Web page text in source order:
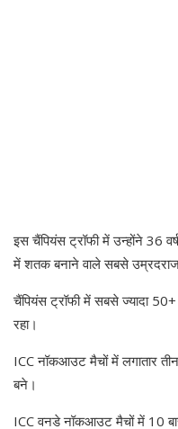
इस चैंपियंस ट्रॉफी में उन्होंने 36
में शतक बनाने वाले सबसे उम्रदराज
चैंपियंस ट्रॉफी में सबसे ज्यादा
रहा।
ICC नॉकआउट मैचों में लगातार
बने।
ICC वनडे नॉकआउट मैचों में 10